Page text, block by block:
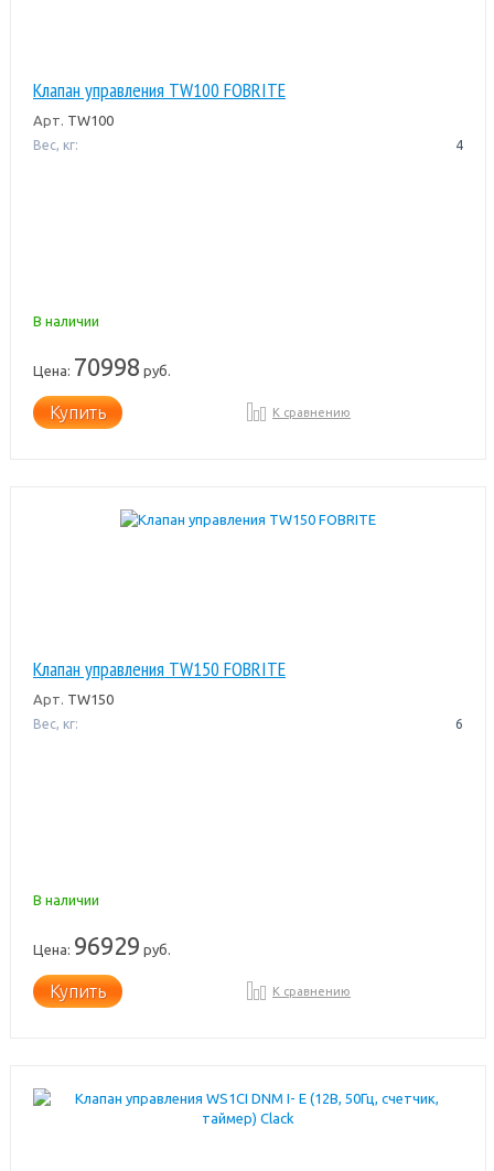
Клапан управления TW100 FOBRITE
Арт. TW100
Вес, кг: 4
В наличии
Цена: 70998 руб.
Купить К сравнению
Клапан управления TW150 FOBRITE
Арт. TW150
Вес, кг: 6
В наличии
Цена: 96929 руб.
Купить К сравнению